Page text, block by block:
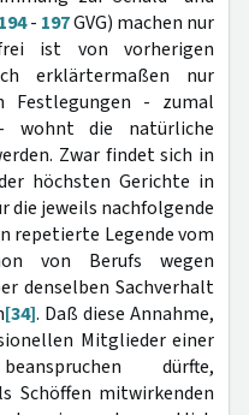
194- 197GVG) machen nur
ist von vorherigen
erklärtermaßen nur
Festlegungen - zumal
wohnt die natürliche
Zwar findet sich in
höchsten Gerichte in
die jeweils nachfolgende
repetierte Legende vom
von Berufs wegen
denselben Sachverhalt
[34]. Daß diese Annahme,
Mitglieder einer
dürfte,
Schöffen mitwirkenden